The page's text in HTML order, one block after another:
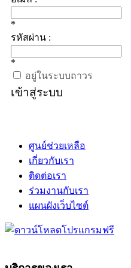
*
รหัสผ่าน :
*
อยู่ในระบบถาวร
เข้าสู่ระบบ
ศูนย์ช่วยเหลือ
เกี่ยวกับเรา
ติดต่อเรา
ร่วมงานกับเรา
แผนผังเว็บไซต์